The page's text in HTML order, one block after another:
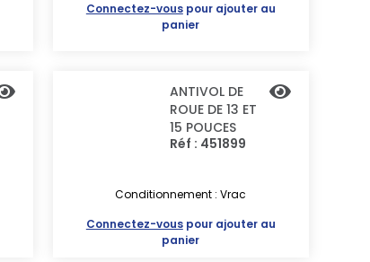
Connectez-vouspour ajouter au
panier
ANTIVOL DE
ROUE DE 13 ET
15 POUCES
Réf : 451899
Conditionnement : Vrac
Connectez-vouspour ajouter au
panier